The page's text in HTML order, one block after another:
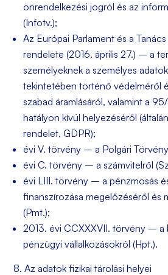
önrendelkezési jogról és az
(Infotv.);
Az Európai Parlament és a
rendelete (2016. április 27.) – a
személyeknek a személyes
tekintetében történő védelméről
szabad áramlásáról, valamint a
hatályon kívül helyezéséről
rendelet, GDPR);
évi V. törvény – a Polgári
évi C. törvény – a számvitelről
évi LIII. törvény – a pénzmosás
finanszírozása megelőzéséről és
(Pmt.);
2013. évi CCXXXVII. törvény – a
pénzügyi vállalkozásokról (Hpt.).
8. Az adatok fizikai tárolási helyei